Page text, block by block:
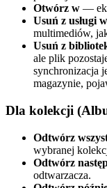
Otwórz w —
Usuń z usługi
multimediów,
Usuń z
ale plik
synchronizacja
magazynie,
Dla kolekcji
Odtwórz
wybranej
Odtwórz
odtwarzacza.